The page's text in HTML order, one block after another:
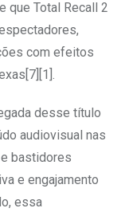
que Total Recall 2
com efeitos
desse título
audiovisual nas
bastidores
e engajamento
essa